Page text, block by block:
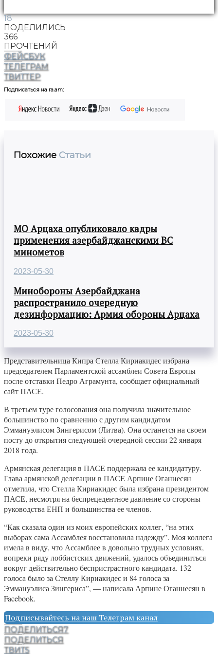
18
ПОДЕЛИЛИСЬ
366
ПРОЧТЕНИЙ
ФЕЙСБУК
ТЕЛЕГРАМ
ТВИТТЕР
Подписаться на ra.am:
Похожие Статьи
МО Арцаха опубликовало кадры
применения азербайджанскими ВС
минометов
2023-05-30
Минобороны Азербайджана
распространило очередную
дезинформацию: Армия обороны Арцаха
2023-05-30
Представительница Кипра Стелла Кириакидес избрана
председателем Парламентской ассамблеи Совета Европы
после отставки Педро Аграмунта, сообщает официальный
сайт ПАСЕ.
В третьем туре голосования она получила значительное
большинство по сравнению с другим кандидатом
Эммануэлисом Зингерисом (Литва). Она останется на своем
посту до открытия следующей очередной сессии 22 января
2018 года.
Армянская делегация в ПАСЕ поддержала ее кандидатуру.
Глава армянской делегации в ПАСЕ Арпине Оганнесян
отметила, что Стелла Кириакидес была избрана президентом
ПАСЕ, несмотря на беспрецедентное давление со стороны
руководства ЕНП и большинства ее членов.
“Как сказала один из моих европейских коллег, “на этих
выборах сама Ассамблея восстановила надежду”. Моя коллега
имела в виду, что Ассамблее в довольно трудных условиях,
вопреки ряду лоббистских движений, удалось объединиться
вокруг действительно беспристрастного кандидата. 132
голоса было за Стеллу Кириакидес и 84 голоса за
Эммануэлиса Зингериса”, — написала Арпине Оганнесян в
Facebook.
Подписывайтесь на наш Телеграм канал
ПОДЕЛИТЬСЯ7
ПОДЕЛИТЬСЯ
ТВИТ5